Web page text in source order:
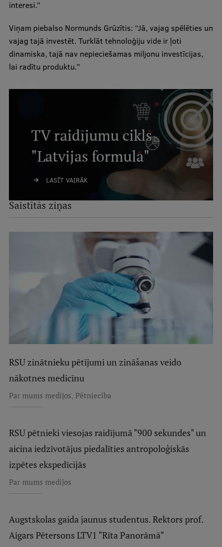
interesi.”
Viņam piebalso Normunds Grūzītis: “Jā, vajag spēlēties un
vajag tajā investēt. Turklāt tehnoloģiju vide ir ļoti
dinamiska, tajā nav nepieciešamas miljonu investīcijas,
lai radītu produktu.”
TV raidījumu cikls
"Latvijas formula"
LASĪT VAIRĀK
Saistītās ziņas
RSU zinātnieku pētījumi un zināšanas veido
nākotnes medicīnu
Par mums medijos, Pētniecība
RSU pētnieki viesojas raidījumā "900 sekundes" un
aicina iedzīvotājus piedalīties antropoloģiskās
izpētes ekspedīcijās
Par mums medijos
Augstskolas gaida jaunus studentus. Rektors prof.
Aigars Pētersons LTV1 "Rīta Panorāmā"